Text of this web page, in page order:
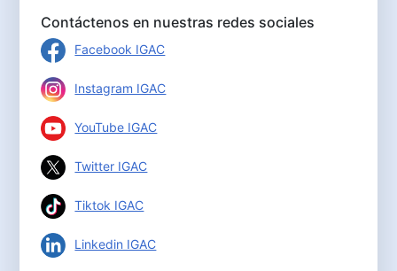
Contáctenos en nuestras redes sociales
Facebook IGAC
Instagram IGAC
YouTube IGAC
Twitter IGAC
Tiktok IGAC
Linkedin IGAC